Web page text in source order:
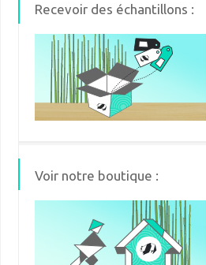
Recevoir des échantillons :
Voir notre boutique :